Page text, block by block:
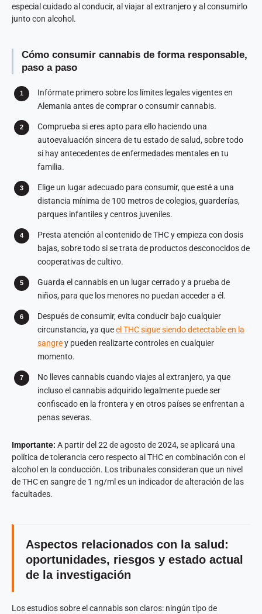
especial cuidado al conducir, al viajar al extranjero y al consumirlo
junto con alcohol.
Cómo consumir cannabis de forma responsable,
paso a paso
Infórmate primero sobre los límites legales vigentes en
Alemania antes de comprar o consumir cannabis.
Comprueba si eres apto para ello haciendo una
autoevaluación sincera de tu estado de salud, sobre todo
si hay antecedentes de enfermedades mentales en tu
familia.
Elige un lugar adecuado para consumir, que esté a una
distancia mínima de 100 metros de colegios, guarderías,
parques infantiles y centros juveniles.
Presta atención al contenido de THC y empieza con dosis
bajas, sobre todo si se trata de productos desconocidos de
cooperativas de cultivo.
Guarda el cannabis en un lugar cerrado y a prueba de
niños, para que los menores no puedan acceder a él.
Después de consumir, evita conducir bajo cualquier
circunstancia, ya queel THC sigue siendo detectable en la
sangrey pueden realizarte controles en cualquier
momento.
No lleves cannabis cuando viajes al extranjero, ya que
incluso el cannabis adquirido legalmente puede ser
confiscado en la frontera y en otros países se enfrentan a
penas severas.
Importante: A partir del 22 de agosto de 2024, se aplicará una
política de tolerancia cero respecto al THC en combinación con el
alcohol en la conducción. Los tribunales consideran que un nivel
de THC en sangre de 1 ng/ml es un indicador de alteración de las
facultades.
Aspectos relacionados con la salud:
oportunidades, riesgos y estado actual
de la investigación
Los estudios sobre el cannabis son claros: ningún tipo de